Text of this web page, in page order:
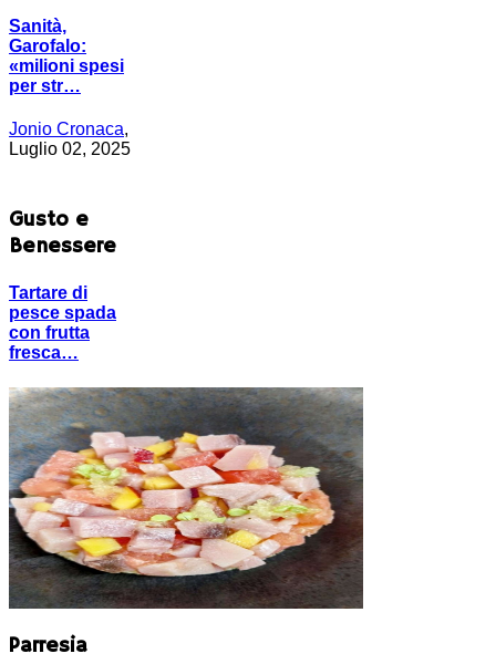
Sanità,
Garofalo:
«milioni spesi
per str…
Jonio Cronaca,
Luglio 02, 2025
Gusto e
Benessere
Tartare di
pesce spada
con frutta
fresca…
Parresia